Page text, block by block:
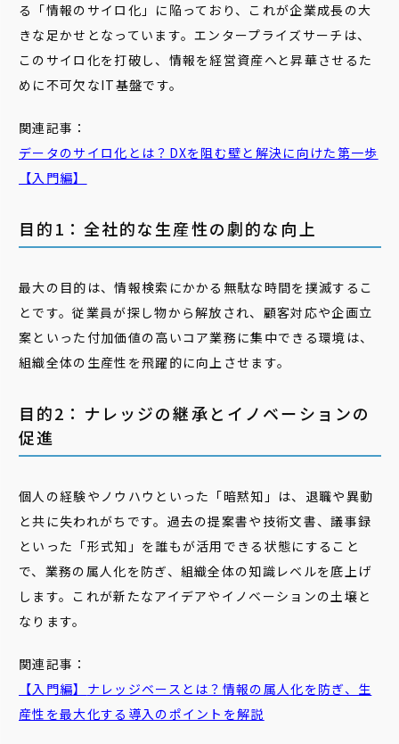
る「情報のサイロ化」に陥っており、これが企業成長の大
きな足かせとなっています。エンタープライズサーチは、
このサイロ化を打破し、情報を経営資産へと昇華させるた
めに不可欠なIT基盤です。
関連記事：
データのサイロ化とは？DXを阻む壁と解決に向けた第一歩
【入門編】
目的1：全社的な生産性の劇的な向上
最大の目的は、情報検索にかかる無駄な時間を撲滅するこ
とです。従業員が探し物から解放され、顧客対応や企画立
案といった付加価値の高いコア業務に集中できる環境は、
組織全体の生産性を飛躍的に向上させます。
目的2：ナレッジの継承とイノベーションの
促進
個人の経験やノウハウといった「暗黙知」は、退職や異動
と共に失われがちです。過去の提案書や技術文書、議事録
といった「形式知」を誰もが活用できる状態にすること
で、業務の属人化を防ぎ、組織全体の知識レベルを底上げ
します。これが新たなアイデアやイノベーションの土壌と
なります。
関連記事：
【入門編】 ナレッジベース とは？情報の属人化を防ぎ、生
産性を最大化する導入のポイントを解説